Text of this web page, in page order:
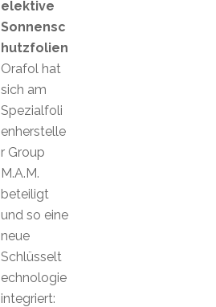
elektive
Sonnensc
hutzfolien
Orafol hat
sich am
Spezialfoli
enherstelle
r Group
M.A.M.
beteiligt
und so eine
neue
Schlüsselt
echnologie
integriert: